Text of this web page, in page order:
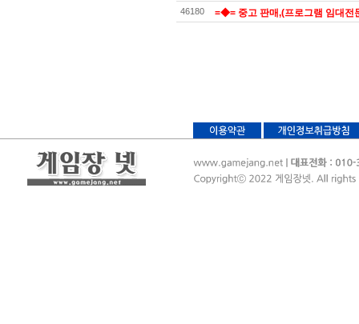
46180 =◆= 중고 판매,(프로그램 임대전